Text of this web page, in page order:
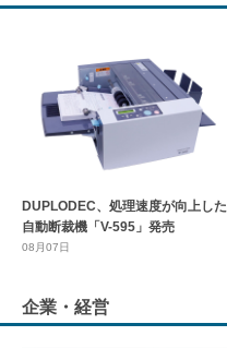
DUPLODEC、処理速度が向上した
自動断裁機「V-595」発売
08月07日
企業・経営